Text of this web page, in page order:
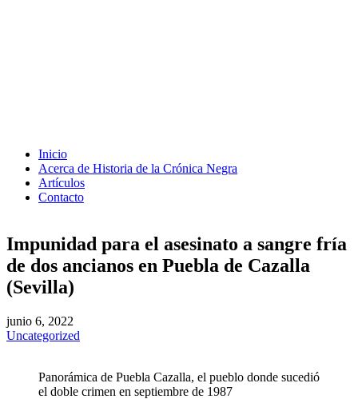
Inicio
Acerca de Historia de la Crónica Negra
Artículos
Contacto
Impunidad para el asesinato a sangre fría
de dos ancianos en Puebla de Cazalla
(Sevilla)
junio 6, 2022
Uncategorized
Panorámica de Puebla Cazalla, el pueblo donde sucedió
el doble crimen en septiembre de 1987